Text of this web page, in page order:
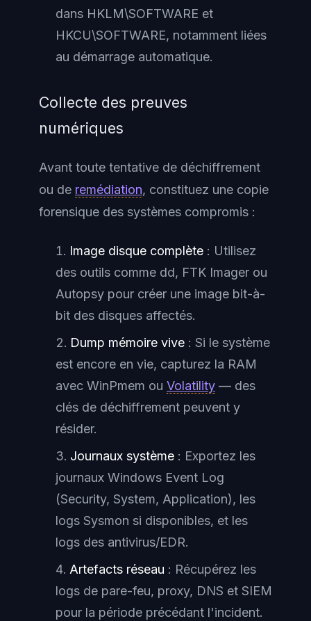
dans HKLM\SOFTWARE et
HKCU\SOFTWARE, notamment liées
au démarrage automatique.
Collecte des preuves
numériques
Avant toute tentative de déchiffrement
ou de remédiation, constituez une copie
forensique des systèmes compromis :
Image disque complète : Utilisez
des outils comme dd, FTK Imager ou
Autopsy pour créer une image bit-à-
bit des disques affectés.
Dump mémoire vive : Si le système
est encore en vie, capturez la RAM
avec WinPmem ou Volatility — des
clés de déchiffrement peuvent y
résider.
Journaux système : Exportez les
journaux Windows Event Log
(Security, System, Application), les
logs Sysmon si disponibles, et les
logs des antivirus/EDR.
Artefacts réseau : Récupérez les
logs de pare-feu, proxy, DNS et SIEM
pour la période précédant l'incident.